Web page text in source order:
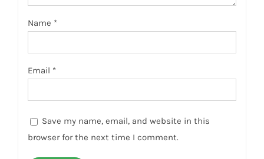
Name *
Email *
Save my name, email, and website in this
browser for the next time I comment.